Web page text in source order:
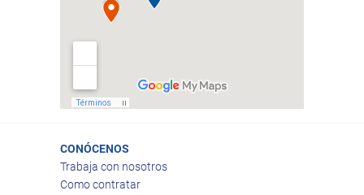
CONÓCENOS
Trabaja con nosotros
Como contratar